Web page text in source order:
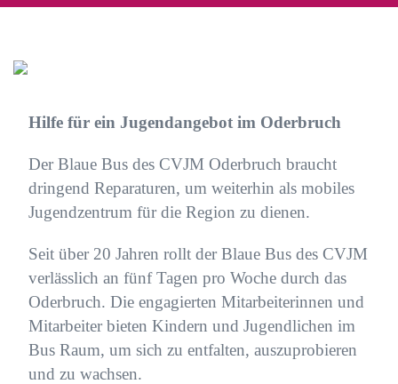
Hilfe für ein Jugendangebot im Oderbruch
Der Blaue Bus des CVJM Oderbruch braucht
dringend Reparaturen, um weiterhin als mobiles
Jugendzentrum für die Region zu dienen.
Seit über 20 Jahren rollt der Blaue Bus des CVJM
verlässlich an fünf Tagen pro Woche durch das
Oderbruch. Die engagierten Mitarbeiterinnen und
Mitarbeiter bieten Kindern und Jugendlichen im
Bus Raum, um sich zu entfalten, auszuprobieren
und zu wachsen.